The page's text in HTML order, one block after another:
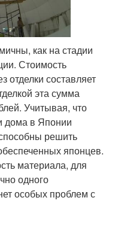
как на стадии
Стоимость
отделки составляет
эта сумма
Учитывая, что
дома в Японии
решить
японцев.
материала, для
одного
особых проблем с